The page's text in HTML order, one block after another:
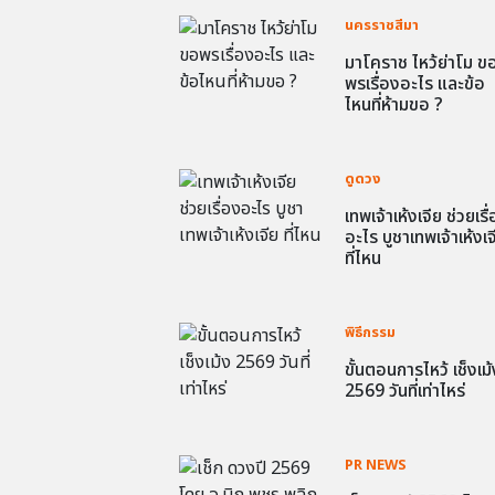
นครราชสีมา
มาโคราช ไหว้ย่าโม ข
พรเรื่องอะไร และข้อ
ไหนที่ห้ามขอ ?
ดูดวง
เทพเจ้าเห้งเจีย ช่วยเ
อะไร บูชาเทพเจ้าเห้งเ
ที่ไหน
พิธีกรรม
ขั้นตอนการไหว้ เช็งเ
2569 วันที่เท่าไหร่
PR NEWS